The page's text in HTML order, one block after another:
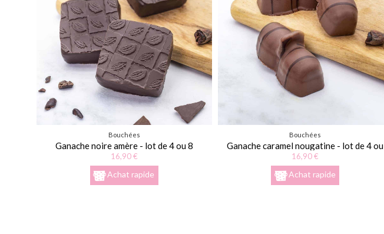
Bouchées
Ganache noire amère - lot de 4 ou 8
16,90 €
Achat rapide
Bouchées
Ganache caramel nougatine - lot de 4 ou
8
16,90 €
Achat rapide